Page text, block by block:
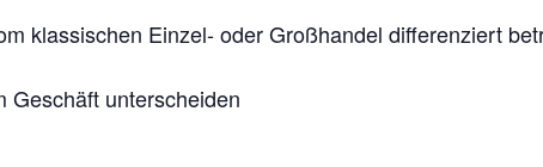
klassischen Einzel- oder Großhandel differenziert
Geschäft unterscheiden